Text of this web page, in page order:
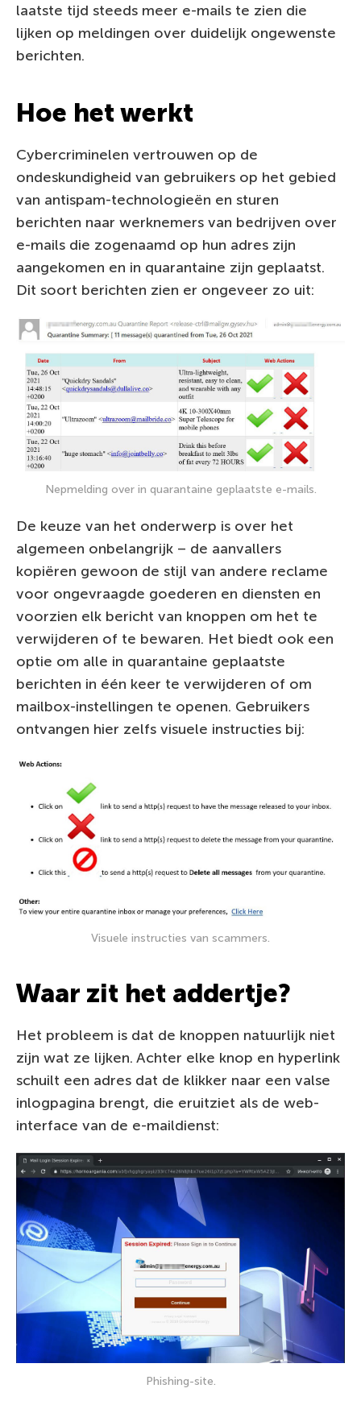
laatste tijd steeds meer e-mails te zien die
lijken op meldingen over duidelijk ongewenste
berichten.
Hoe het werkt
Cybercriminelen vertrouwen op de
ondeskundigheid van gebruikers op het gebied
van antispam-technologieën en sturen
berichten naar werknemers van bedrijven over
e-mails die zogenaamd op hun adres zijn
aangekomen en in quarantaine zijn geplaatst.
Dit soort berichten zien er ongeveer zo uit:
Nepmelding over in quarantaine geplaatste e-mails.
De keuze van het onderwerp is over het
algemeen onbelangrijk – de aanvallers
kopiëren gewoon de stijl van andere reclame
voor ongevraagde goederen en diensten en
voorzien elk bericht van knoppen om het te
verwijderen of te bewaren. Het biedt ook een
optie om alle in quarantaine geplaatste
berichten in één keer te verwijderen of om
mailbox-instellingen te openen. Gebruikers
ontvangen hier zelfs visuele instructies bij:
Visuele instructies van scammers.
Waar zit het addertje?
Het probleem is dat de knoppen natuurlijk niet
zijn wat ze lijken. Achter elke knop en hyperlink
schuilt een adres dat de klikker naar een valse
inlogpagina brengt, die eruitziet als de web-
interface van de e-maildienst:
Phishing-site.